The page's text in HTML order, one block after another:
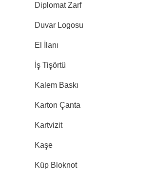
Diplomat Zarf
Duvar Logosu
El İlanı
İş Tişörtü
Kalem Baskı
Karton Çanta
Kartvizit
Kaşe
Küp Bloknot